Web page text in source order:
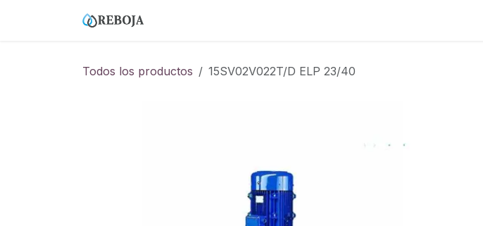
Todos los productos 15SV02V022T/D ELP 23/40